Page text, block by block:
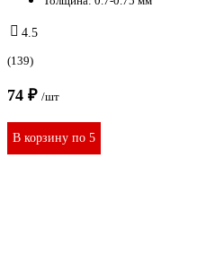
4.5
(139)
74 ₽ /шт
В корзину по 5